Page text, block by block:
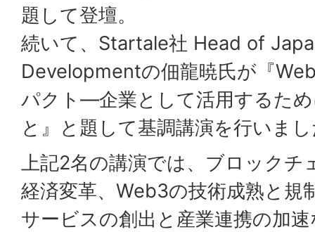
題して登壇。
続いて、Startale社 Head of
Developmentの佃龍暁氏が『
パクト―企業として活用するた
と』と題して基調講演を行いま
上記2名の講演では、ブロックチ
経済変革、Web3の技術成熟と規
サービスの創出と産業連携の加